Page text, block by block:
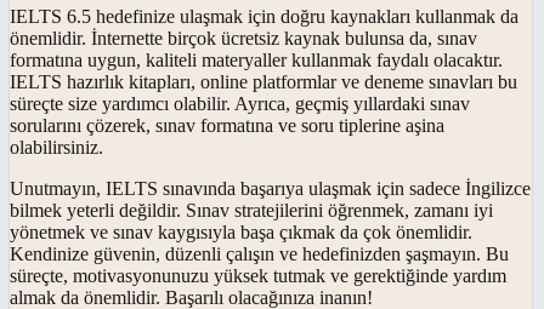
IELTS 6.5 hedefinize ulaşmak için doğru kaynakları kullanmak da
önemlidir. İnternette birçok ücretsiz kaynak bulunsa da, sınav
formatına uygun, kaliteli materyaller kullanmak faydalı olacaktır.
IELTS hazırlık kitapları, online platformlar ve deneme sınavları bu
süreçte size yardımcı olabilir. Ayrıca, geçmiş yıllardaki sınav
sorularını çözerek, sınav formatına ve soru tiplerine aşina
olabilirsiniz.
Unutmayın, IELTS sınavında başarıya ulaşmak için sadece İngilizce
bilmek yeterli değildir. Sınav stratejilerini öğrenmek, zamanı iyi
yönetmek ve sınav kaygısıyla başa çıkmak da çok önemlidir.
Kendinize güvenin, düzenli çalışın ve hedefinizden şaşmayın. Bu
süreçte, motivasyonunuzu yüksek tutmak ve gerektiğinde yardım
almak da önemlidir. Başarılı olacağınıza inanın!